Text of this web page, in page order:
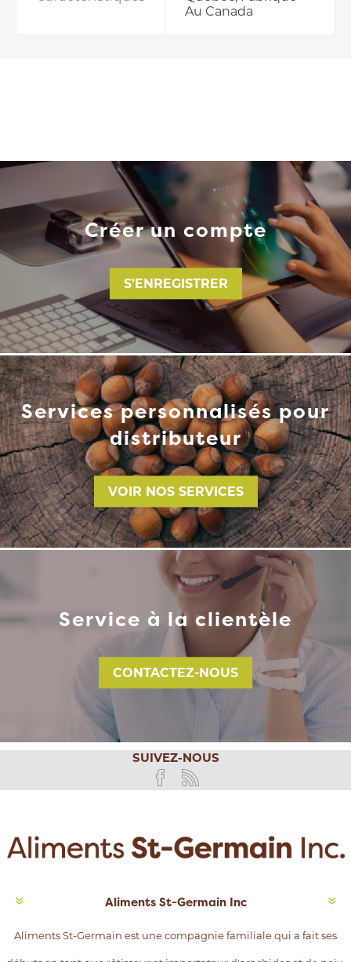
Au Canada
Créer un compte
S'ENREGISTRER
Services personnalisés pour
distributeur
VOIR NOS SERVICES
Service à la clientèle
CONTACTEZ-NOUS
SUIVEZ-NOUS
Aliments St-Germain Inc
Aliments St-Germain est une compagnie familiale qui a fait ses